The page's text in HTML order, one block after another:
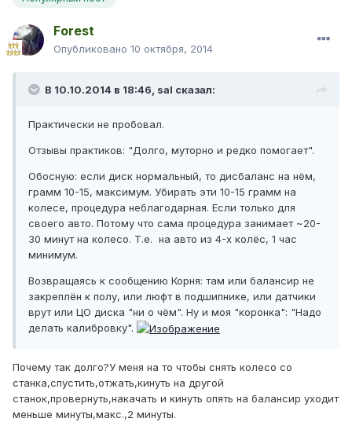
Forest
Опубликовано 10 октября, 2014
В 10.10.2014 в 18:46, sal сказал:
Практически не пробовал.
Отзывы практиков: "Долго, муторно и редко помогает".
Обосную: если диск нормальный, то дисбаланс на нём,
грамм 10-15, максимум. Убирать эти 10-15 грамм на
колесе, процедура неблагодарная. Если только для
своего авто. Потому что сама процедура занимает ~20-
30 минут на колесо. Т.е. на авто из 4-х колёс, 1 час
минимум.
Возвращаясь к сообщению Корня: там или балансир не
закреплён к полу, или люфт в подшипнике, или датчики
врут или ЦО диска "ни о чём". Ну и моя "коронка": "Надо
делать калибровку".
Почему так долго?У меня на то чтобы снять колесо со
станка,спустить,отжать,кинуть на другой
станок,провернуть,накачать и кинуть опять на балансир уходит
меньше минуты,макс.,2 минуты.